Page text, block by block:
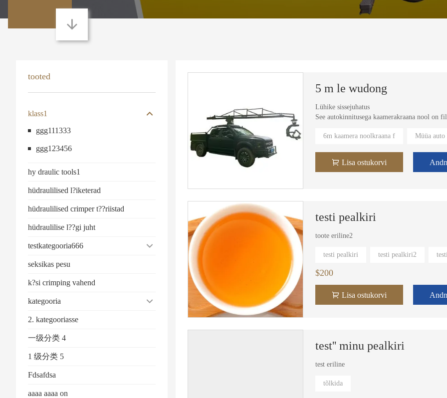
tooted
klass1
ggg111333
ggg123456
hy draulic tools1
hüdraulilised l?iketerad
hüdraulilised crimper t??riistad
hüdraulilise l??gi juht
testkategooria666
seksikas pesu
k?si crimping vahend
kategooria
2. kategooriasse
一级分类 4
1 级分类 5
Fdsafdsa
aaaa aaaa on
5 m le wudong
Lühike sissejuhatus
See autokinnitusega kaamerakraana nool on
See kaamerakraana sobib igat tüüpi
6m kaamera noolkraana f Müüa auto
Lisa ostukorvi
testi pealkiri
toote eriline2
testi pealkiri testi pealkiri2
$200
Lisa ostukorvi
test'' minu pealkiri
test eriline
tõlkida